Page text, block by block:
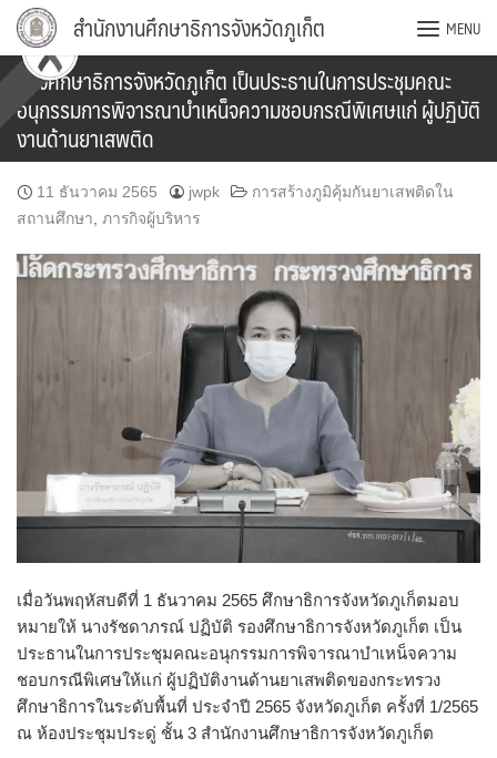
Skip
content
สำนักงานศึกษาธิการจังหวัดภูเก็ต MENU
รองศึกษาธิการจังหวัดภูเก็ต เป็นประธานในการประชุมคณะ
อนุกรรมการพิจารณาบำเหน็จความชอบกรณีพิเศษแก่ ผู้ปฏิบัติ
งานด้านยาเสพติด
11 ธันวาคม 2565 jwpk
การสร้างภูมิคุ้มกันยาเสพติดใน
สถานศึกษา ภารกิจผู้บริหาร
เมื่อวันพฤหัสบดีที่ 1 ธันวาคม 2565 ศึกษาธิการจังหวัดภูเก็ตมอบ
หมายให้ นางรัชดาภรณ์ ปฏิบัติ รองศึกษาธิการจังหวัดภูเก็ต เป็น
ประธานในการประชุมคณะอนุกรรมการพิจารณาบำเหน็จความ
ชอบกรณีพิเศษให้แก่ ผู้ปฏิบัติงานด้านยาเสพติดของกระทรวง
ศึกษาธิการในระดับพื้นที่ ประจำปี 2565 จังหวัดภูเก็ต ครั้งที่ 1/2565
ณ ห้องประชุมประดู่ ชั้น 3 สำนักงานศึกษาธิการจังหวัดภูเก็ต